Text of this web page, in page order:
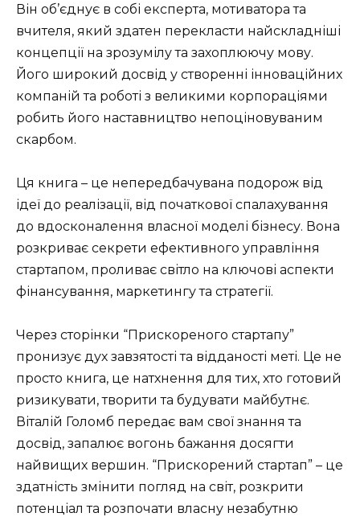
Він об’єднує в собі експерта, мотиватора та
вчителя, який здатен перекласти найскладніші
концепції на зрозумілу та захоплюючу мову.
Його широкий досвід у створенні інноваційних
компаній та роботі з великими корпораціями
робить його наставництво непоціновуваним
скарбом.
Ця книга – це непередбачувана подорож від
ідеї до реалізації, від початкової спалахування
до вдосконалення власної моделі бізнесу. Вона
розкриває секрети ефективного управління
стартапом, проливає світло на ключові аспекти
фінансування, маркетингу та стратегії.
Через сторінки “Прискореного стартапу”
пронизує дух завзятості та відданості меті. Це не
просто книга, це натхнення для тих, хто готовий
ризикувати, творити та будувати майбутнє.
Віталій Голомб передає вам свої знання та
досвід, запалює вогонь бажання досягти
найвищих вершин. “Прискорений стартап” – це
здатність змінити погляд на світ, розкрити
потенціал та розпочати власну незабутню